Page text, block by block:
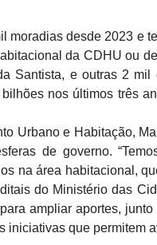
moradias desde 2023 e
da CDHU ou
Santista, e outras 2
nos últimos três
Urbano e Habitação,
de governo.
na área habitacional,
do Ministério das
ampliar aportes,
iniciativas que permitem